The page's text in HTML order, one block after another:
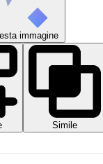
immagine
Simile